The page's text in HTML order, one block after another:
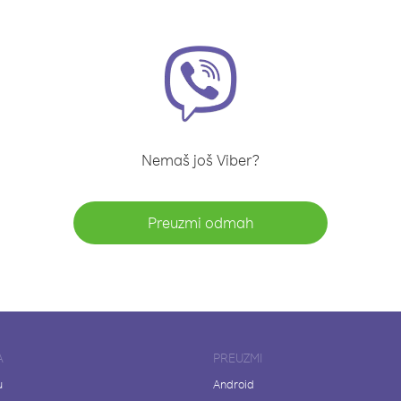
Nemaš još Viber?
Preuzmi odmah
PREUZMI
Android